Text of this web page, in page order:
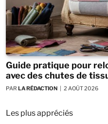
Guide pratique pour
avec des chutes de
PAR LA RÉDACTION 2 AOÛT 2026
Les plus appréciés